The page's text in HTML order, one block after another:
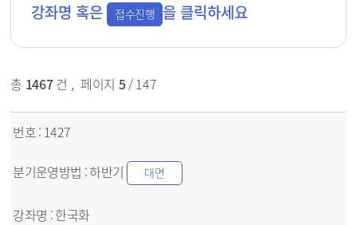
강좌명 혹은 접수진행 을 클릭하세요
총 1467건 , 페이지 5/ 147
강좌신청 목록 - 번호, 분기/운영방법, 강좌명, 수강료, 접수방법/선정방법, 신청/모집, 접수/강좌일자 상태 순으로 정보 제공
1427
하반기 대면
한국화